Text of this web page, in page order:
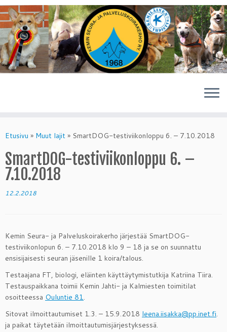
toEtusivu » Muut lajit » SmartDOG-testiviikonloppu 6. – 7.10.2018
SmartDOG-testiviikonloppu 6. –
7.10.2018
12.2.2018
Kemin Seura- ja Palveluskoirakerho järjestää SmartDOG-
testiviikonlopun 6. – 7.10.2018 klo 9 – 18 ja se on suunnattu
ensisijaisesti seuran jäsenille 1 koira/talous.
Testaajana FT, biologi, eläinten käyttäytymistutkija Katriina Tiira.
Testauspaikkana toimii Kemin Jahti- ja Kalmiesten toimitilat
osoitteessa Ouluntie 81.
Sitovat ilmoittautumiset 1.3. – 15.9.2018 leena.iisakka@pp.inet.fi.
ja paikat täytetään ilmoittautumisjärjestyksessä.